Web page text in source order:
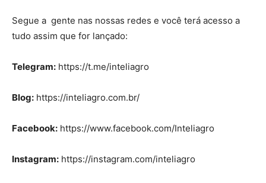
Segue a gente nas nossas redes e você terá acesso a
tudo assim que for lançado:
Telegram: https://t.me/inteliagro
Blog: https://inteliagro.com.br/
Facebook: https://www.facebook.com/Inteliagro
Instagram: https://instagram.com/inteliagro